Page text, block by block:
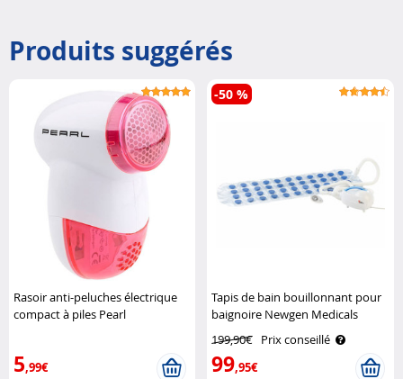
Produits suggérés
Rasoir anti-peluches électrique
compact à piles Pearl
5,99€
Tapis de bain bouillonnant pour
baignoire Newgen Medicals
199,90€ Prix conseillé
99,95€
-50 %